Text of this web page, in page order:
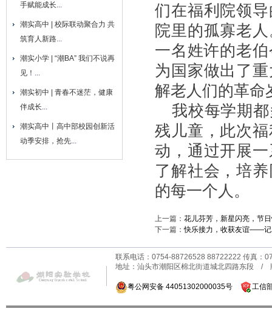
手赋能成长...
潮实高中 | 校际联动聚合力 共
筑育人新路...
潮实小学 | “潮BA” 我们不说再
见！ ...
潮实初中 | 青春不迷茫，健康
伴成长...
潮实高中丨高中部校园创新活
动季安排，抢先...
们在福利院领
院里的孤寡老
一名姓许的老
为国家做出了
解老人们的革命
我校每学期
残儿童，此次
动，通过开展
了解社会，培
的每一个人。
上一篇： 花儿芬芳，新星闪亮，节
下一篇：快乐接力，收获友谊——记
联系电话：0754-88726528 88722222 传真
地址：汕头市潮阳区棉北街道城北四路东段 /
粤公网安备 44051302000035号 工信